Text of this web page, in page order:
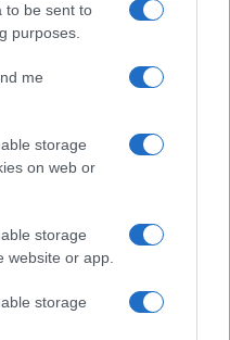
to be sent to
purposes.
me
storage
on web or
storage
website or app.
storage
lette
film
sito
per tema
autori